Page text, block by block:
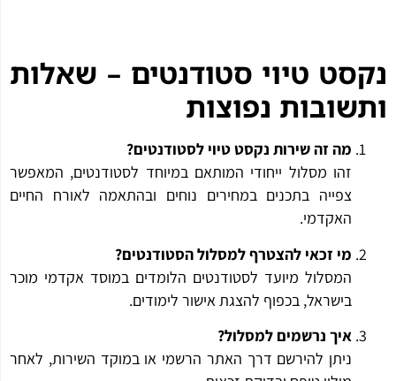
טיוי סטודנטים – שאלות
נפוצות
מה זה שירות נקסט טיוי לסטודנטים?
זהו מסלול ייחודי המותאם במיוחד לסטודנטים, המאפשר
צפייה בתכנים במחירים נוחים ובהתאמה לאורח החיים
האקדמי.
מי זכאי להצטרף למסלול הסטודנטים?
המסלול מיועד לסטודנטים הלומדים במוסד אקדמי מוכר
בישראל, בכפוף להצגת אישור לימודים.
איך נרשמים למסלול?
ניתן להירשם דרך האתר הרשמי או במוקד השירות, לאחר